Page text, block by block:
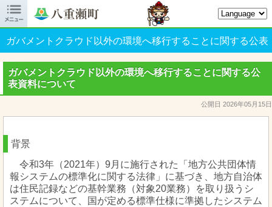
 八重瀬町オフィシャルサイト
ガバメントクラウド以外の環境へ移行することに関する公表
資料について
ガバメントクラウド以外の環境へ移行することに関する公
表資料について
公開日 2026年05月15日
背景
令和3年（2021年）9月に施行された「地方公共団体情
報システムの標準化に関する法律」に基づき、地方自治体
は住民記録などの基幹業務（対象20業務）を取り扱うシ
ステムについて、国が定める標準仕様に準拠したシステム